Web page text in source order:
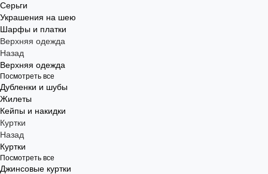
Серьги
Украшения на шею
Шарфы и платки
Верхняя одежда
Назад
Верхняя одежда
Посмотреть все
Дубленки и шубы
Жилеты
Кейпы и накидки
Куртки
Назад
Куртки
Посмотреть все
Джинсовые куртки